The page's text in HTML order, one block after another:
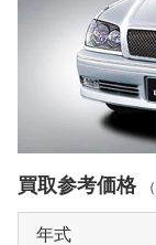
買取参考価格 （
年式